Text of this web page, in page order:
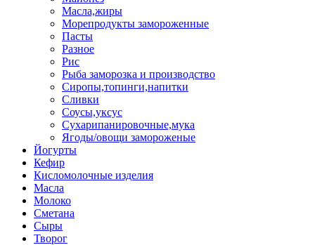
Масла,жиры
Морепродукты замороженные
Пасты
Разное
Рис
Рыба заморозка и производство
Сиропы,топинги,напитки
Сливки
Соусы,уксус
Сухарипанировочные,мука
Ягоды/овощи замороженые
Йогурты
Кефир
Кисломолочные изделия
Масла
Молоко
Сметана
Сыры
Творог